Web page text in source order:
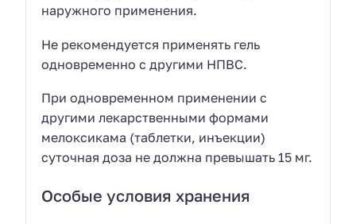
наружного применения.
Не рекомендуется применять гель
одновременно с другими НПВС.
При одновременном применении с
другими лекарственными формами
мелоксикама (таблетки, инъекции)
суточная доза не должна превышать 15 мг.
Особые условия хранения